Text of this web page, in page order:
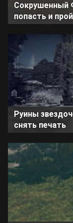
Сокрушенный
попасть и
Руины
снять печать